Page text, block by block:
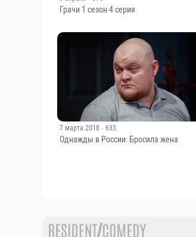
Грачи 1 сезон 4 серия